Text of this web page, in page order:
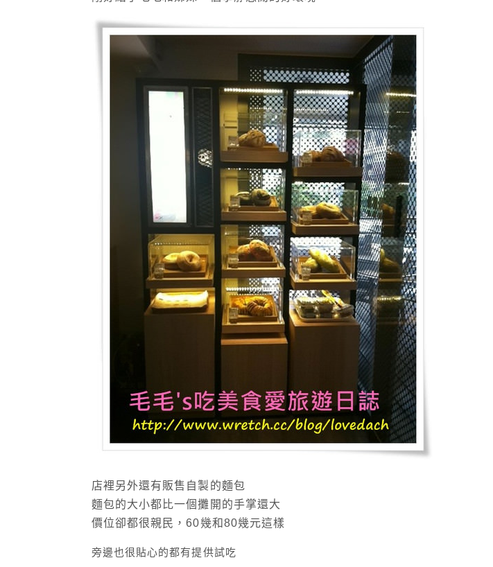
店裡另外還有販售自製的麵包
麵包的大小都比一個攤開的手掌還大
價位卻都很親民，60幾和80幾元這樣
旁邊也很貼心的都有提供試吃